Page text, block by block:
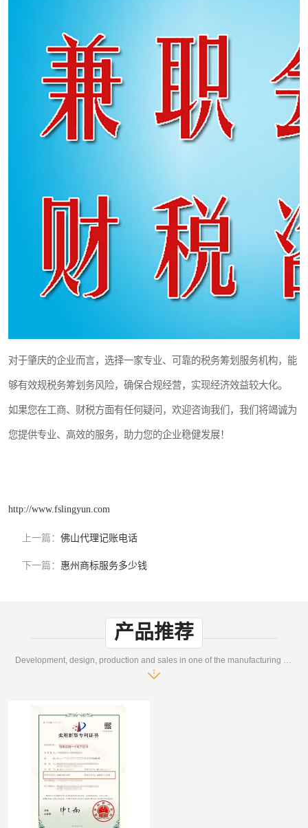
对于肇庆的企业而言，选择一家专业、可靠的税务筹划服务机构，能
够有效规税务筹划务风险，确保合规经营，实现经济效益较大化。
如果您在工商、财税方面有任何疑问，欢迎咨询我们，我们将竭诚为
您提供专业、高效的服务，助力您的企业稳健发展！
http://www.fslingyun.com
上一篇： 佛山代理记账电话
下一篇： 惠州商标服务多少钱
产品推荐
Development, design, production and sales in one of the manufacturing enterprises